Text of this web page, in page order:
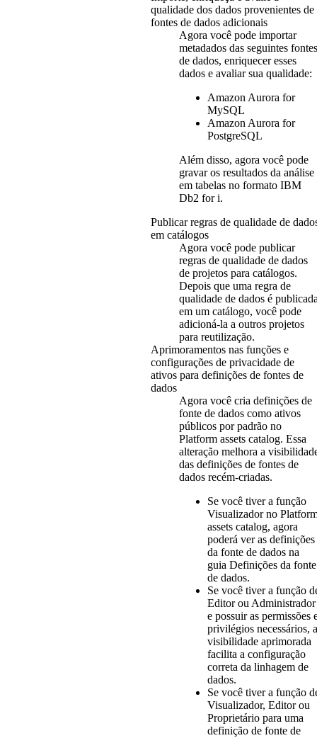
qualidade dos dados provenientes de
fontes de dados adicionais
Agora você pode importar
metadados das seguintes fontes
de dados, enriquecer esses
dados e avaliar sua qualidade:
Amazon Aurora for
MySQL
Amazon Aurora for
PostgreSQL
Além disso, agora você pode
gravar os resultados da análise
em tabelas no formato IBM
Db2 for i.
Publicar regras de qualidade de
em catálogos
Agora você pode publicar
regras de qualidade de dados
de projetos para catálogos.
Depois que uma regra de
qualidade de dados é
em um catálogo, você pode
adicioná-la a outros projetos
para reutilização.
Aprimoramentos nas funções e
configurações de privacidade de
ativos para definições de fontes de
dados
Agora você cria definições de
fonte de dados como ativos
públicos por padrão no
Platform assets catalog. Essa
alteração melhora a
das definições de fontes de
dados recém-criadas.
Se você tiver a função
Visualizador no
assets catalog, agora
poderá ver as definições
da fonte de dados na
guia Definições da fonte
de dados.
Se você tiver a função
Editor ou Administrador
e possuir as permissões
privilégios necessários, a
visibilidade aprimorada
facilita a configuração
correta da linhagem de
dados.
Se você tiver a função
Visualizador, Editor ou
Proprietário para uma
definição de fonte de